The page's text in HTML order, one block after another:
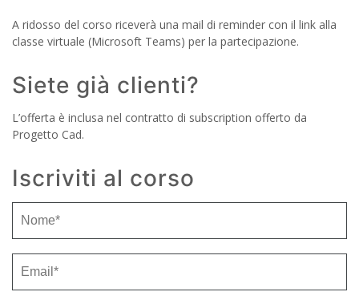
A ridosso del corso riceverà una mail di reminder con il link alla
classe virtuale (Microsoft Teams) per la partecipazione.
Siete già clienti?
L’offerta è inclusa nel contratto di subscription offerto da
Progetto Cad.
Iscriviti al corso